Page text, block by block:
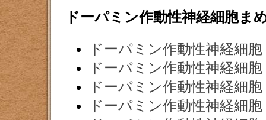
ドーパミン作動性神経細胞ま
ドーパミン作動性神経細
ドーパミン作動性神経細
ドーパミン作動性神経細
ドーパミン作動性神経細